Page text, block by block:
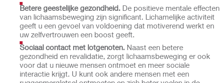
Betere geestelijke gezondheid. De positieve mentale effecten
van lichaamsbeweging zijn significant. Lichamelijke activiteit
geeft u een gevoel van voldoening dat motiverend werkt en
uw zelfvertrouwen een boost geeft.
Sociaal contact met lotgenoten. Naast een betere
gezondheid en revalidatie, zorgt lichaamsbeweging er ook
voor dat u nieuwe mensen ontmoet en meer sociale
interactie krijgt. U kunt ook andere mensen met een